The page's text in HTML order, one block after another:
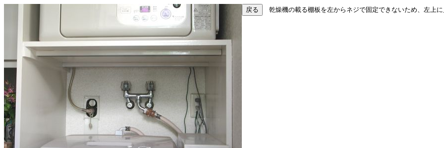
乾燥機の載る棚板を左からネジで固定できないため、左上に